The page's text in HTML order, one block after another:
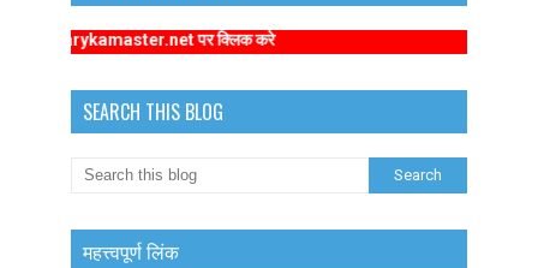
पर क्लिक करे
SEARCH THIS BLOG
महत्त्वपूर्ण लिंक